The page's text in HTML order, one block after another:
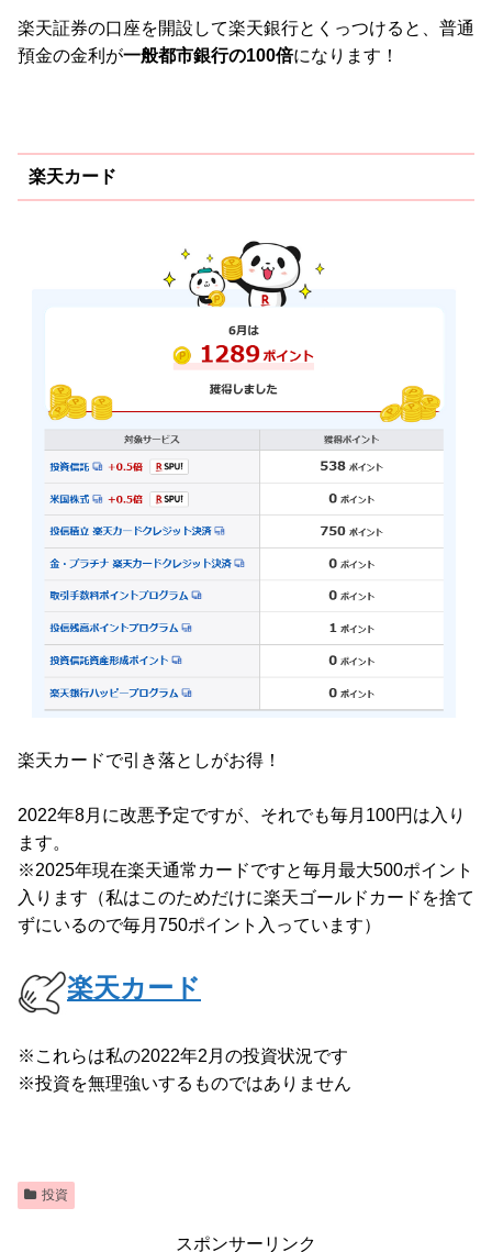
楽天証券の口座を開設して楽天銀行とくっつけると、普通
預金の金利が一般都市銀行の100倍になります！
楽天カード
楽天カードで引き落としがお得！
2022年8月に改悪予定ですが、それでも毎月100円は入り
ます。
※2025年現在楽天通常カードですと毎月最大500ポイント
入ります（私はこのためだけに楽天ゴールドカードを捨て
ずにいるので毎月750ポイント入っています）
楽天カード
※これらは私の2022年2月の投資状況です
※投資を無理強いするものではありません
投資
スポンサーリンク